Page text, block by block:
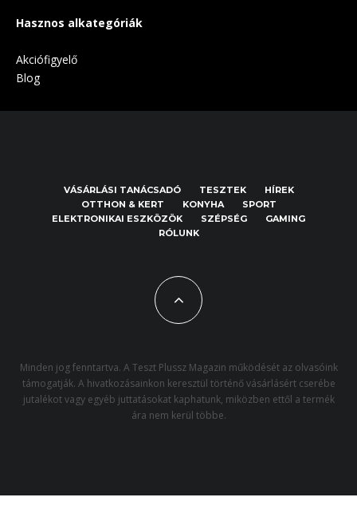
Hasznos alkategóriák
Akciófigyelő
Blog
VÁSÁRLÁSI TANÁCSADÓ TESZTEK
HÍREK
OTTHON & KERT
KONYHA
SPORT
ELEKTRONIKAI ESZKÖZÖK
SZÉPSÉG
GAMING
RÓLUNK
Minden jog fenntartva. A Teszt Plussz Magazin működését az olvasóink
támogatják. A hivatkozásainkon keresztül történő vásárlásért cserébe
jutalékot vagy egyéb juttatásokat kaphatunk, miközben ettől a termék
ára nem kerül többe.